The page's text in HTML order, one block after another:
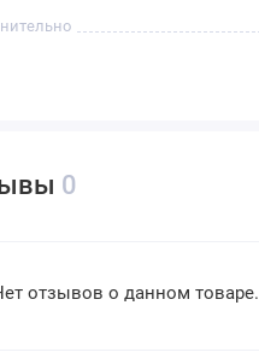
0
отзывов о данном товаре.